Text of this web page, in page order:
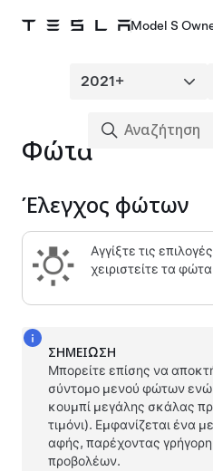
Model S
Φώτα
Έλεγχος φώτων
Αγγίξτε τις
χειριστείτε τα
ΣΗΜΕΊΩΣΗ
Μπορείτε επίσης να
σύντομο μενού φώτων ενώ
κουμπί μεγάλης σκάλας
τιμόνι). Εμφανίζεται ένα
αφής, παρέχοντας
προβολέων.